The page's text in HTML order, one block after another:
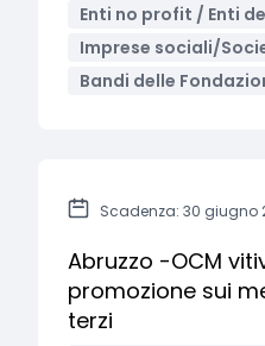
Enti no profit / Enti
Imprese sociali/
Bandi delle
Scadenza: 30 giugno
Abruzzo -OCM
promozione sui
terzi